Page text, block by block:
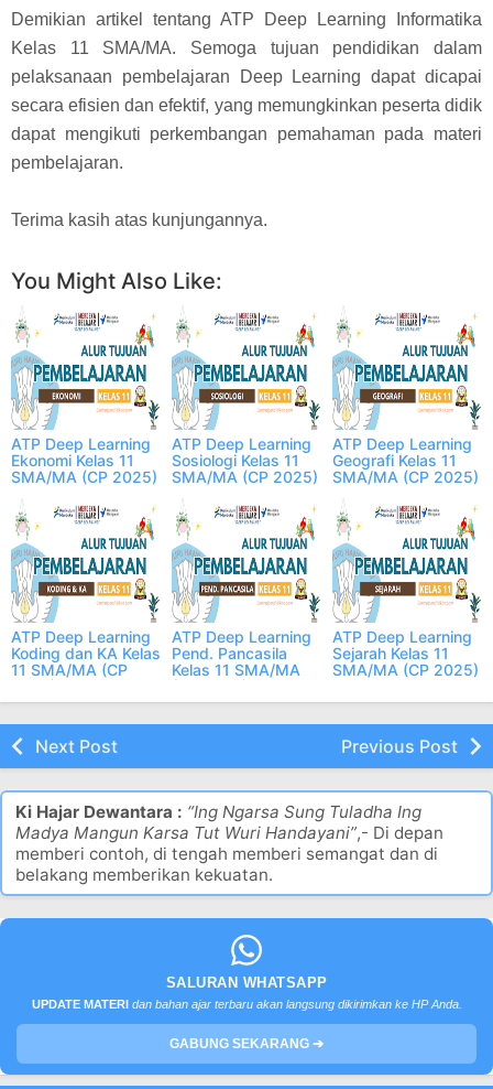
Demikian artikel tentang ATP Deep Learning Informatika
Kelas 11 SMA/MA. Semoga tujuan pendidikan dalam
pelaksanaan pembelajaran Deep Learning dapat dicapai
secara efisien dan efektif, yang memungkinkan peserta didik
dapat mengikuti perkembangan pemahaman pada materi
pembelajaran.
Terima kasih atas kunjungannya.
You Might Also Like:
ATP Deep Learning
Ekonomi Kelas 11
SMA/MA (CP 2025)
ATP Deep Learning
Sosiologi Kelas 11
SMA/MA (CP 2025)
ATP Deep Learning
Geografi Kelas 11
SMA/MA (CP 2025)
ATP Deep Learning
Koding dan KA Kelas
11 SMA/MA (CP
2025)
ATP Deep Learning
Pend. Pancasila
Kelas 11 SMA/MA
(CP 2025)
ATP Deep Learning
Sejarah Kelas 11
SMA/MA (CP 2025)
Next Post Previous Post
Ki Hajar Dewantara : “Ing Ngarsa Sung Tuladha Ing
Madya Mangun Karsa Tut Wuri Handayani”,- Di depan
memberi contoh, di tengah memberi semangat dan di
belakang memberikan kekuatan.
SALURAN WHATSAPP
UPDATE MATERI dan bahan ajar terbaru akan langsung dikirimkan ke HP Anda.
GABUNG SEKARANG ➔